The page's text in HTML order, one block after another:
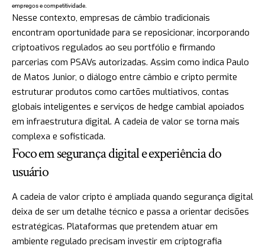
empregos e competitividade.
Nesse contexto, empresas de câmbio tradicionais
encontram oportunidade para se reposicionar, incorporando
criptoativos regulados ao seu portfólio e firmando
parcerias com PSAVs autorizadas. Assim como indica Paulo
de Matos Junior, o diálogo entre câmbio e cripto permite
estruturar produtos como cartões multiativos, contas
globais inteligentes e serviços de hedge cambial apoiados
em infraestrutura digital. A cadeia de valor se torna mais
complexa e sofisticada.
Foco em segurança digital e experiência do
usuário
A cadeia de valor cripto é ampliada quando segurança digital
deixa de ser um detalhe técnico e passa a orientar decisões
estratégicas. Plataformas que pretendem atuar em
ambiente regulado precisam investir em criptografia